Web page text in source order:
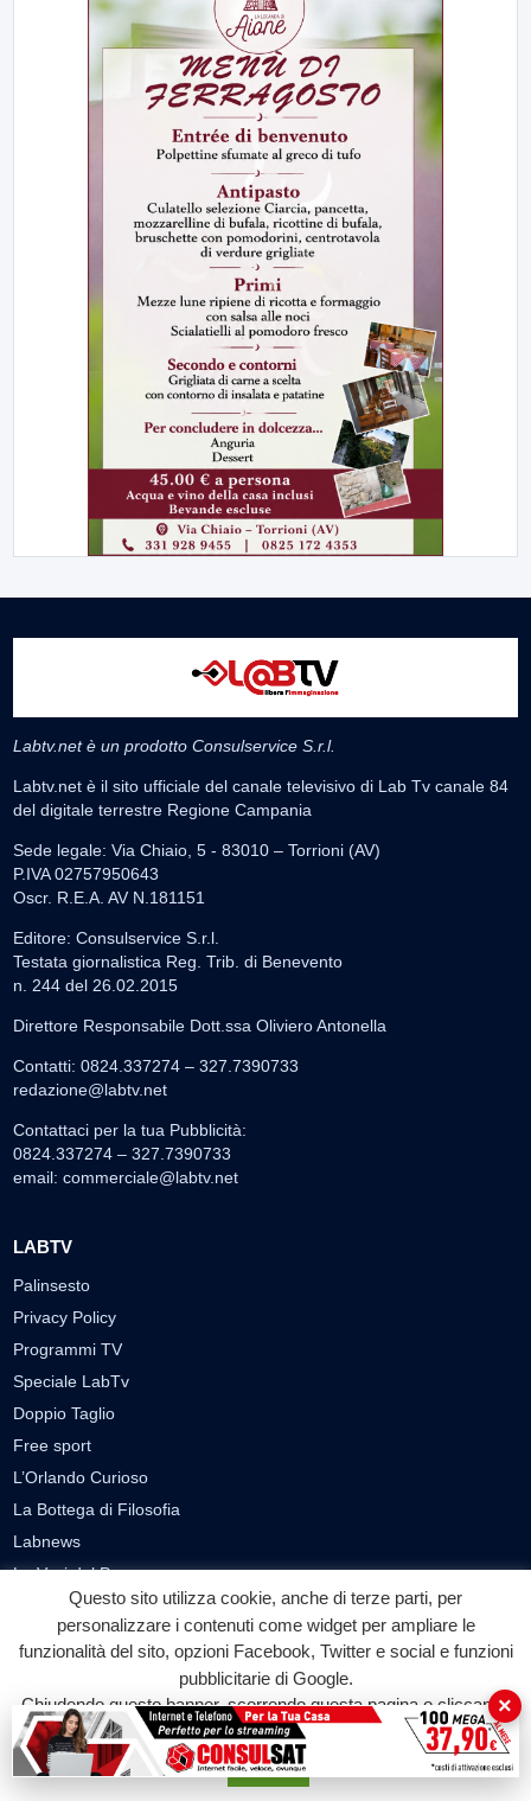
Labtv.net è un prodotto Consulservice S.r.l.
Labtv.net è il sito ufficiale del canale televisivo di Lab Tv canale 84
del digitale terrestre Regione Campania
Sede legale: Via Chiaio, 5 - 83010 – Torrioni (AV)
P.IVA 02757950643
Oscr. R.E.A. AV N.181151
Editore: Consulservice S.r.l.
Testata giornalistica Reg. Trib. di Benevento
n. 244 del 26.02.2015
Direttore Responsabile Dott.ssa Oliviero Antonella
Contatti: 0824.337274 – 327.7390733
redazione@labtv.net
Contattaci per la tua Pubblicità:
0824.337274 – 327.7390733
email: commerciale@labtv.net
LABTV
Palinsesto
Privacy Policy
Programmi TV
Speciale LabTv
Doppio Taglio
Free sport
L’Orlando Curioso
La Bottega di Filosofia
Labnews
Le Voci del Parco
Parliamo di…
Ricomincio da me
SEZIONI
Cronaca
Politica
Questo sito utilizza cookie, anche di terze parti, per
personalizzare i contenuti come widget per ampliare le
funzionalità del sito, opzioni Facebook, Twitter e social e funzioni
pubblicitarie di Google.
Chiudendo questo banner, scorrendo questa pagina o cliccando
su qualunque suo elemento acconsenti all'uso dei cookie.
Accetta
×